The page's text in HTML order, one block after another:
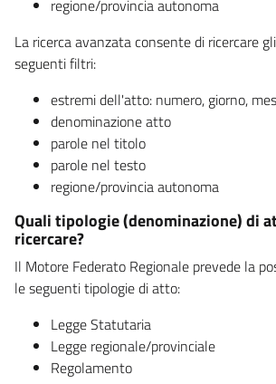
regione/provincia autonoma
La ricerca avanzata consente di ricercare
seguenti filtri:
estremi dell'atto: numero, giorno,
denominazione atto
parole nel titolo
parole nel testo
regione/provincia autonoma
Quali tipologie (denominazione) di
ricercare?
Il Motore Federato Regionale prevede la
le seguenti tipologie di atto:
Legge Statutaria
Legge regionale/provinciale
Regolamento